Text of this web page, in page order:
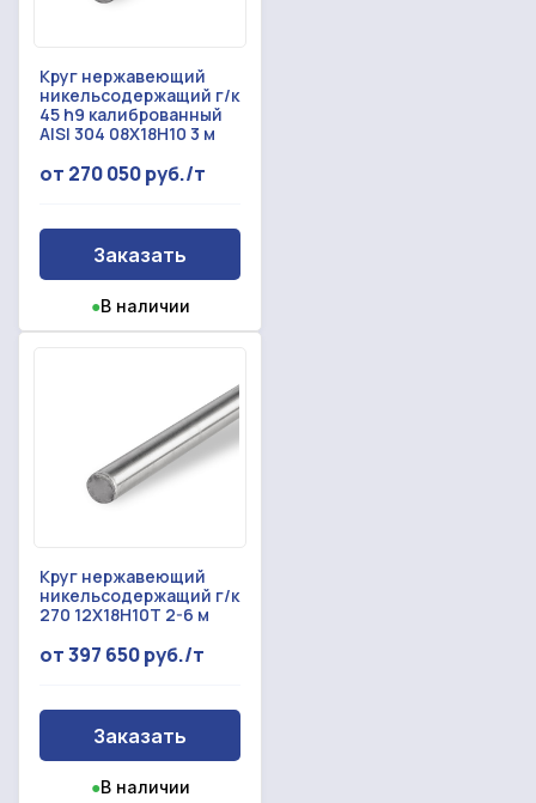
Круг нержавеющий
никельсодержащий г/к
45 h9 калиброванный
AISI 304 08Х18Н10 3 м
от 270 050 руб./т
Заказать
●В наличии
Круг нержавеющий
никельсодержащий г/к
270 12Х18Н10Т 2-6 м
от 397 650 руб./т
Заказать
●В наличии